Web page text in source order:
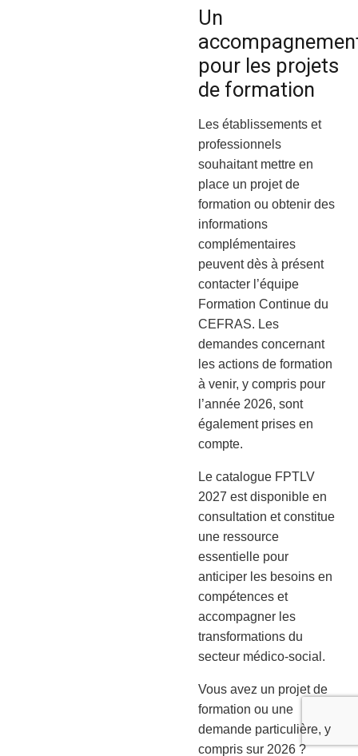
Un
pour les projets
de formation
Les établissements et
professionnels
souhaitant mettre en
place un projet de
formation ou obtenir des
informations
complémentaires
peuvent dès à présent
contacter l’équipe
Formation Continue du
CEFRAS. Les
demandes concernant
les actions de formation
à venir, y compris pour
l’année 2026, sont
également prises en
compte.
Le catalogue FPTLV
2027 est disponible en
consultation et constitue
une ressource
essentielle pour
anticiper les besoins en
compétences et
accompagner les
transformations du
secteur médico-social.
Vous avez un projet de
formation ou une
demande particulière, y
compris sur 2026 ?